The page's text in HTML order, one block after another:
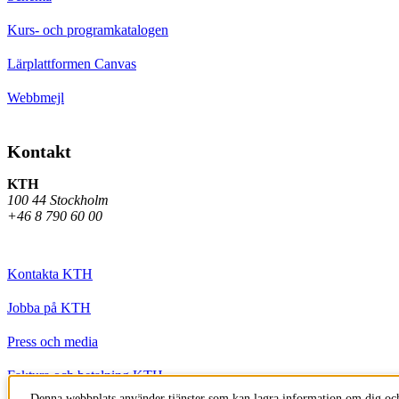
Kurs- och programkatalogen
Lärplattformen Canvas
Webbmejl
Kontakt
KTH
100 44 Stockholm
+46 8 790 60 00
Kontakta KTH
Jobba på KTH
Press och media
Faktura och betalning KTH